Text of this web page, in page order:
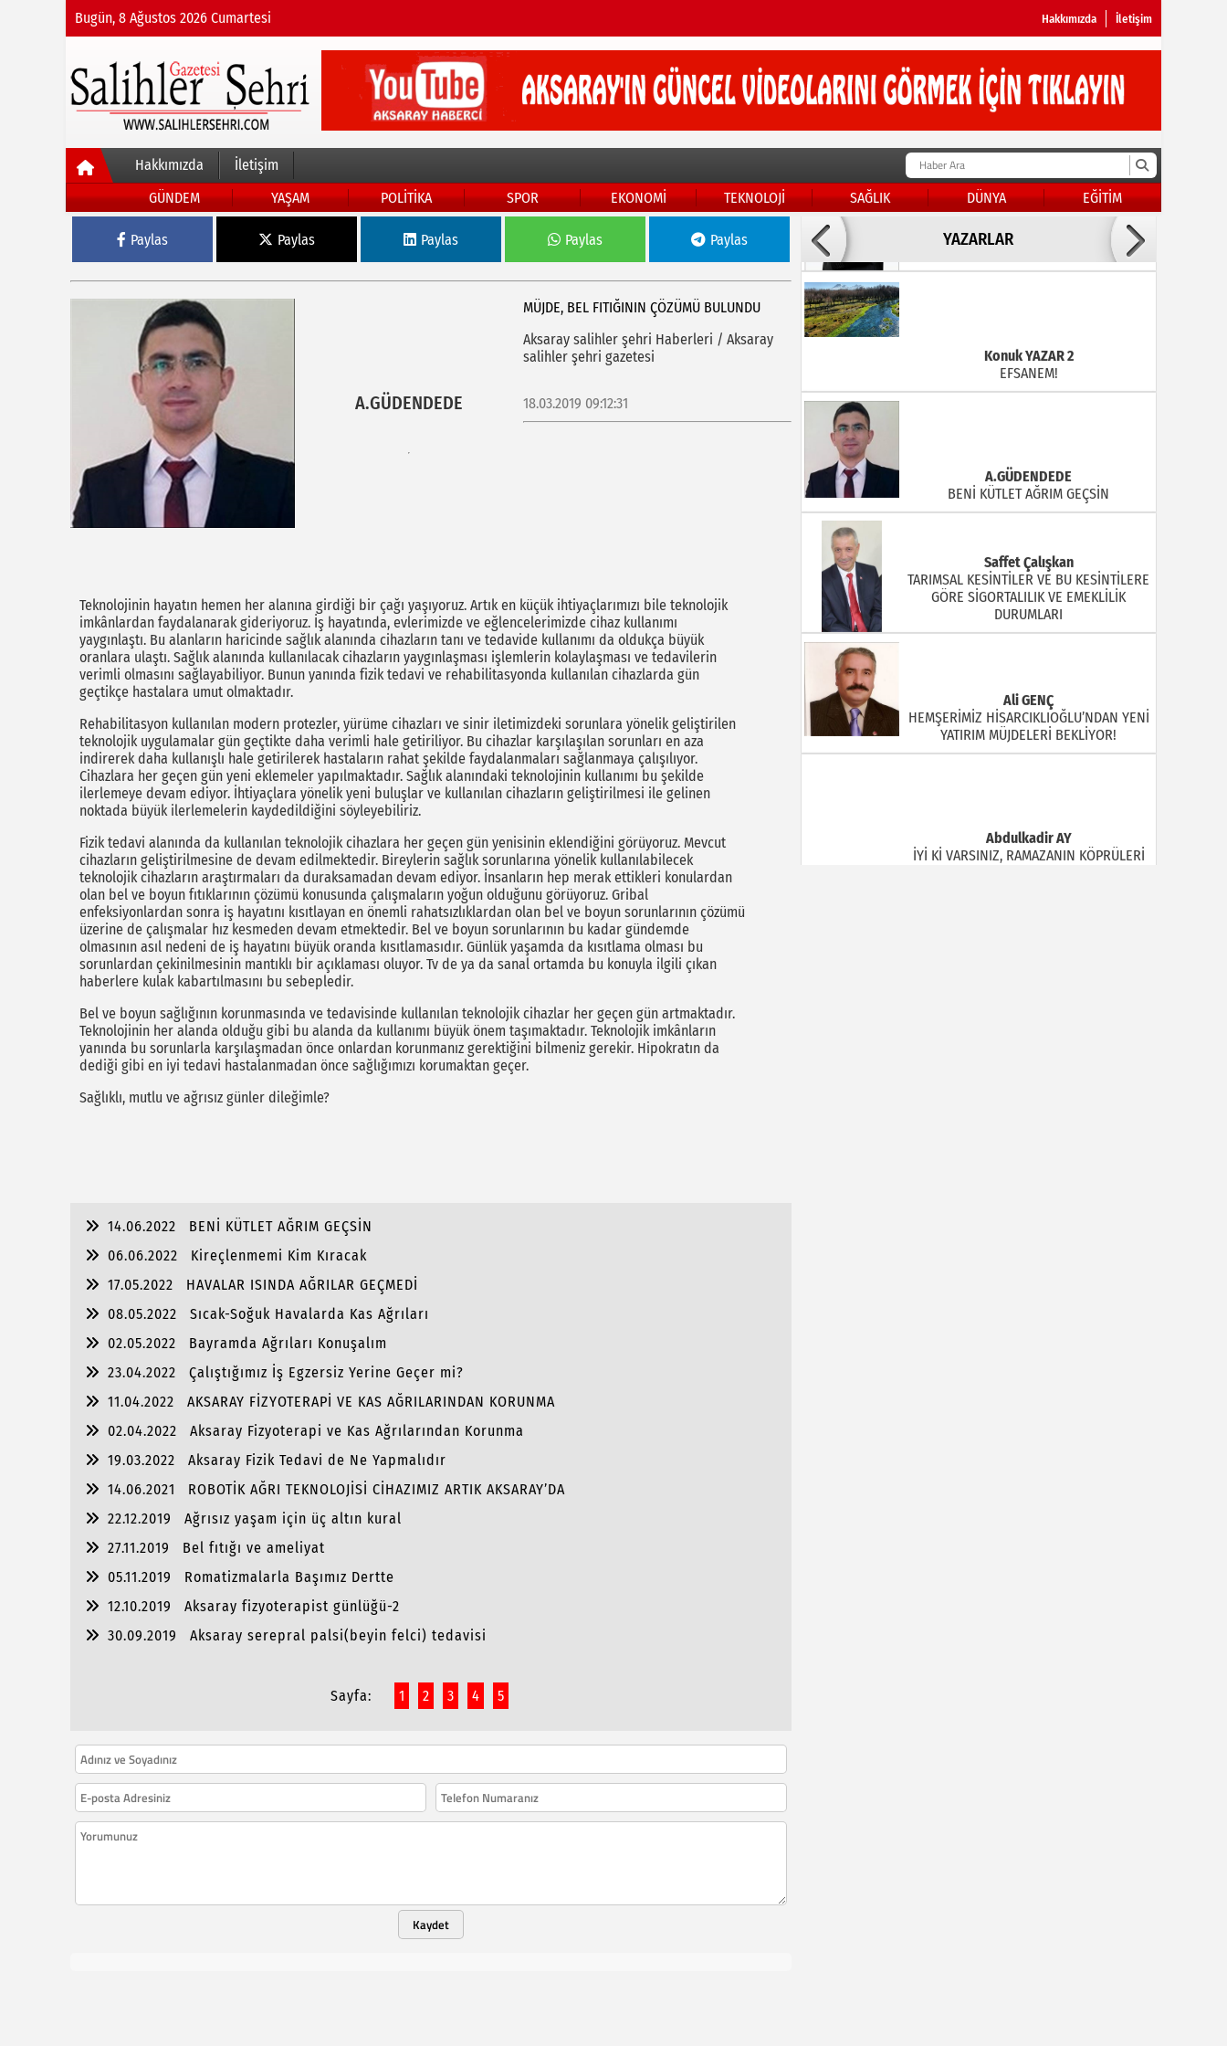
Bugün, 8 Ağustos 2026 Cumartesi Hakkımızda İletişim
Hakkımızda
İletişim
GÜNDEM
YAŞAM POLİTİKA SPOR EKONOMİ TEKNOLOJİ SAĞLIK DÜNYA EĞİTİM
Paylas Paylas Paylas Paylas Paylas
A.GÜDENDEDE
MÜJDE, BEL FITIĞININ ÇÖZÜMÜ BULUNDU
Aksaray salihler şehri Haberleri / Aksaray
salihler şehri gazetesi
18.03.2019 09:12:31
Teknolojinin hayatın hemen her alanına girdiği bir çağı yaşıyoruz. Artık en küçük ihtiyaçlarımızı bile teknolojik
imkânlardan faydalanarak gideriyoruz. İş hayatında, evlerimizde ve eğlencelerimizde cihaz kullanımı
yaygınlaştı. Bu alanların haricinde sağlık alanında cihazların tanı ve tedavide kullanımı da oldukça büyük
oranlara ulaştı. Sağlık alanında kullanılacak cihazların yaygınlaşması işlemlerin kolaylaşması ve tedavilerin
verimli olmasını sağlayabiliyor. Bunun yanında fizik tedavi ve rehabilitasyonda kullanılan cihazlarda gün
geçtikçe hastalara umut olmaktadır.
Rehabilitasyon kullanılan modern protezler, yürüme cihazları ve sinir iletimizdeki sorunlara yönelik geliştirilen
teknolojik uygulamalar gün geçtikte daha verimli hale getiriliyor. Bu cihazlar karşılaşılan sorunları en aza
indirerek daha kullanışlı hale getirilerek hastaların rahat şekilde faydalanmaları sağlanmaya çalışılıyor.
Cihazlara her geçen gün yeni eklemeler yapılmaktadır. Sağlık alanındaki teknolojinin kullanımı bu şekilde
ilerlemeye devam ediyor. İhtiyaçlara yönelik yeni buluşlar ve kullanılan cihazların geliştirilmesi ile gelinen
noktada büyük ilerlemelerin kaydedildiğini söyleyebiliriz.
Fizik tedavi alanında da kullanılan teknolojik cihazlara her geçen gün yenisinin eklendiğini görüyoruz. Mevcut
cihazların geliştirilmesine de devam edilmektedir. Bireylerin sağlık sorunlarına yönelik kullanılabilecek
teknolojik cihazların araştırmaları da duraksamadan devam ediyor. İnsanların hep merak ettikleri konulardan
olan bel ve boyun fıtıklarının çözümü konusunda çalışmaların yoğun olduğunu görüyoruz. Gribal
enfeksiyonlardan sonra iş hayatını kısıtlayan en önemli rahatsızlıklardan olan bel ve boyun sorunlarının çözümü
üzerine de çalışmalar hız kesmeden devam etmektedir. Bel ve boyun sorunlarının bu kadar gündemde
olmasının asıl nedeni de iş hayatını büyük oranda kısıtlamasıdır. Günlük yaşamda da kısıtlama olması bu
sorunlardan çekinilmesinin mantıklı bir açıklaması oluyor. Tv de ya da sanal ortamda bu konuyla ilgili çıkan
haberlere kulak kabartılmasını bu sebepledir.
Bel ve boyun sağlığının korunmasında ve tedavisinde kullanılan teknolojik cihazlar her geçen gün artmaktadır.
Teknolojinin her alanda olduğu gibi bu alanda da kullanımı büyük önem taşımaktadır. Teknolojik imkânların
yanında bu sorunlarla karşılaşmadan önce onlardan korunmanız gerektiğini bilmeniz gerekir. Hipokratın da
dediği gibi en iyi tedavi hastalanmadan önce sağlığımızı korumaktan geçer.
Sağlıklı, mutlu ve ağrısız günler dileğimle?
14.06.2022
BENİ KÜTLET AĞRIM GEÇSİN
06.06.2022
Kireçlenmemi Kim Kıracak
17.05.2022
HAVALAR ISINDA AĞRILAR GEÇMEDİ
08.05.2022
Sıcak-Soğuk Havalarda Kas Ağrıları
02.05.2022
Bayramda Ağrıları Konuşalım
23.04.2022
Çalıştığımız İş Egzersiz Yerine Geçer mi?
11.04.2022
AKSARAY FİZYOTERAPİ VE KAS AĞRILARINDAN KORUNMA
02.04.2022
Aksaray Fizyoterapi ve Kas Ağrılarından Korunma
19.03.2022
Aksaray Fizik Tedavi de Ne Yapmalıdır
14.06.2021
ROBOTİK AĞRI TEKNOLOJİSİ CİHAZIMIZ ARTIK AKSARAY’DA
22.12.2019
Ağrısız yaşam için üç altın kural
27.11.2019
Bel fıtığı ve ameliyat
05.11.2019
Romatizmalarla Başımız Dertte
12.10.2019
Aksaray fizyoterapist günlüğü-2
30.09.2019
Aksaray serepral palsi(beyin felci) tedavisi
Sayfa: 1 2 3 4 5
Kaydet
YAZARLAR
KADER DİYEMEZSİN SEN KENDİN ETTİN
Konuk YAZAR 2
EFSANEM!
A.GÜDENDEDE
BENİ KÜTLET AĞRIM GEÇSİN
Saffet Çalışkan
TARIMSAL KESİNTİLER VE BU KESİNTİLERE
GÖRE SİGORTALILIK VE EMEKLİLİK
DURUMLARI
Ali GENÇ
HEMŞERİMİZ HİSARCIKLIOĞLU’NDAN YENİ
YATIRIM MÜJDELERİ BEKLİYOR!
Abdulkadir AY
İYİ Kİ VARSINIZ, RAMAZANIN KÖPRÜLERİ